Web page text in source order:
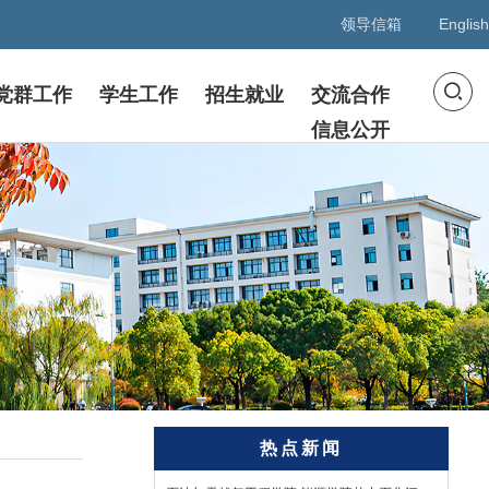
领导信箱 English
群工作 学生工作 招生就业
交流合作
信息公开
热点新闻